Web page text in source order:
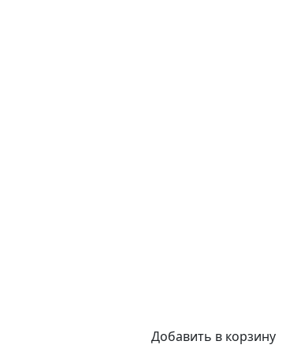
Добавить в корзину